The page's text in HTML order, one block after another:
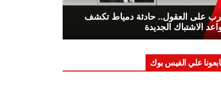
على العقول.. حادثة دمياط تكشف
الاشتباك الجديدة
علي الفيس بوك